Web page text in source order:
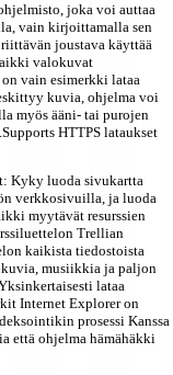
joka voi auttaa
vain kirjoittamalla sen
joustava käyttää
valokuvat
vain esimerkki lataa
kuvia, ohjelma voi
myös ääni- tai purojen
HTTPS lataukset
Kyky luoda sivukartta
verkkosivuilla, ja luoda
myytävät resurssien
Trellian
kaikista tiedostoista
musiikkia ja paljon
lataa
Internet Explorer on
prosessi Kanssa
että ohjelma hämähäkki